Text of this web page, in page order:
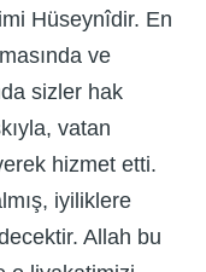
Hüseynîdir. En
ve
sizler hak
vatan
hizmet etti.
iyiliklere
Allah bu